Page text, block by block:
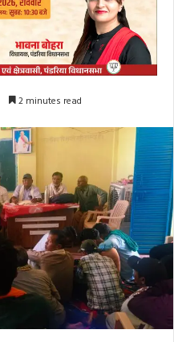
2 minutes read